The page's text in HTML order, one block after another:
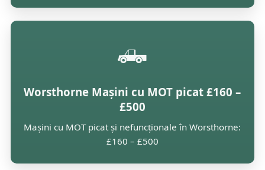
🛻
Worsthorne Mașini cu MOT picat £160 –
£500
Mașini cu MOT picat și nefuncționale în Worsthorne:
£160 – £500